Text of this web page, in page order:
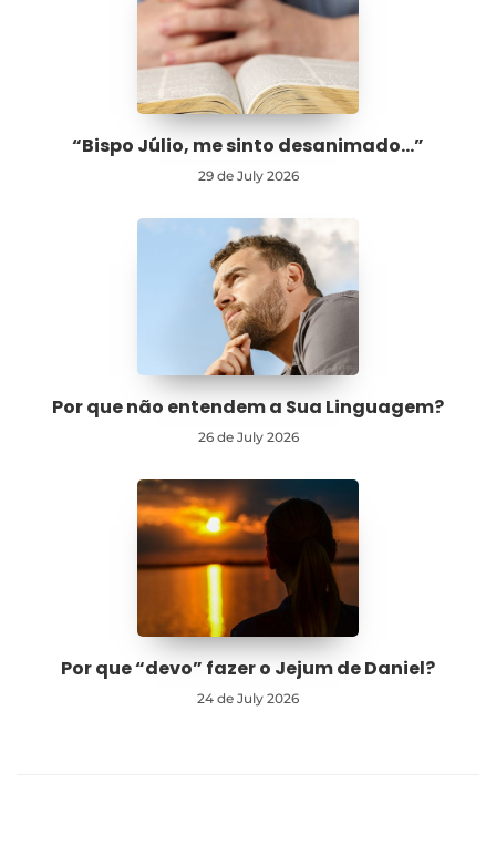
“Bispo Júlio, me sinto desanimado…”
29 de July 2026
Por que não entendem a Sua Linguagem?
26 de July 2026
Por que “devo” fazer o Jejum de Daniel?
24 de July 2026